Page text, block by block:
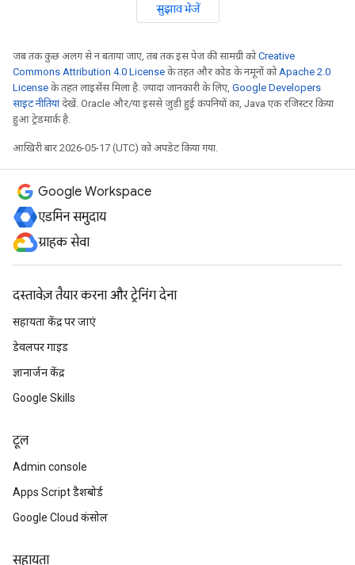
सुझाव भेजें
जब तक कुछ अलग से न बताया जाए, तब तक इस पेज की सामग्री कोCreative
Commons Attribution 4.0 License के तहत और कोड के नमूनों कोApache 2.0
License के तहत लाइसेंस मिला है. ज़्यादा जानकारी के लिए, Google Developers
साइट नीतियांदेखें. Oracle और/या इससे जुड़ी हुई कंपनियों का, Java एक रजिस्टर किया
हुआ ट्रेडमार्क है.
आखिरी बार 2026-05-17 (UTC) को अपडेट किया गया.
Google Workspace
एडमिन समुदाय
ग्राहक सेवा
दस्तावेज़ तैयार करना और ट्रेनिंग देना
सहायता केंद्र पर जाएं
डेवलपर गाइड
ज्ञानार्जन केंद्र
Google Skills
टूल
Admin console
Apps Script डैशबोर्ड
Google Cloud कंसोल
सहायता